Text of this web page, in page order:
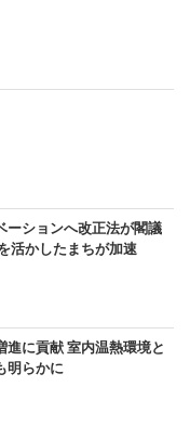
ーションへ改正法が閣議
活かしたまちが加速
進に貢献 室内温熱環境と
明らかに